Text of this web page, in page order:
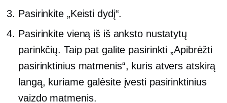
Pasirinkite „Keisti dydį“.
Pasirinkite vieną iš iš anksto nustatytų
parinkčių. Taip pat galite pasirinkti „Apibrėžti
pasirinktinius matmenis“, kuris atvers atskirą
langą, kuriame galėsite įvesti pasirinktinius
vaizdo matmenis.